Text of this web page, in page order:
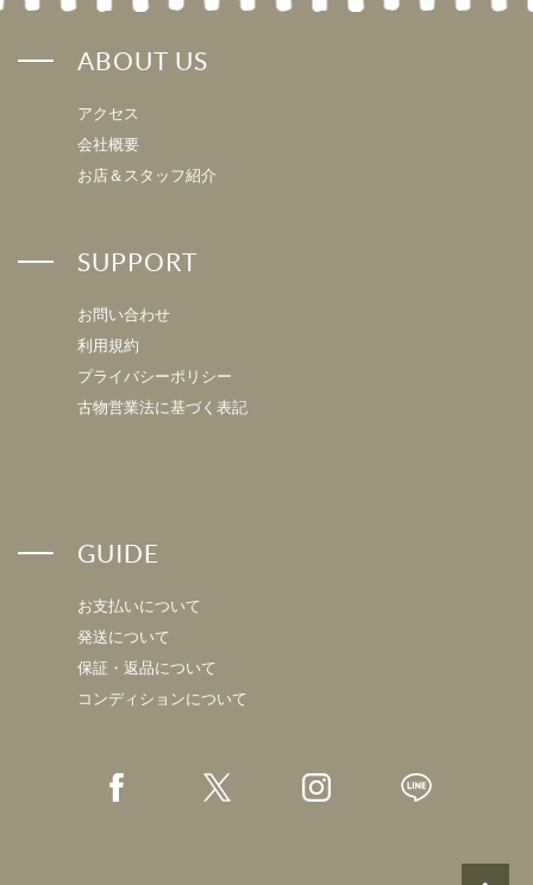
ABOUT US
アクセス
会社概要
お店＆スタッフ紹介
SUPPORT
お問い合わせ
利用規約
プライバシーポリシー
古物営業法に基づく表記
GUIDE
お支払いについて
発送について
保証・返品について
コンディションについて